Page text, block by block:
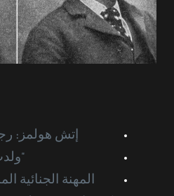
إتش هولمز:
المهنة الجنائية